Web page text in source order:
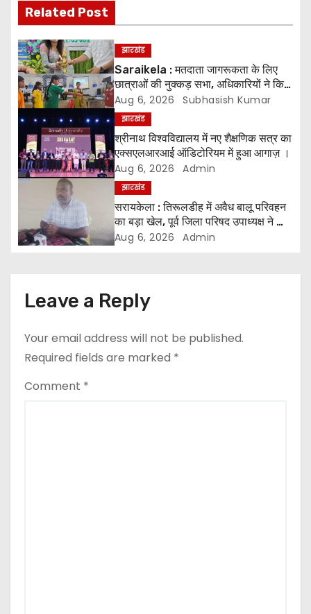
n
a
v
i
g
a
t
o
Related Post
झारखंड
Saraikela : मतदाता जागरूकता के लिए
छात्राओं की नुक्कड़ सभा, अधिकारियों ने किया
सम्मानित*
Aug 6, 2026 Subhasish Kumar
झारखंड
श्रीनाथ विश्वविद्यालय में नए शैक्षणिक सत्र का
एक्सएलआरआई ऑडिटोरियम में हुआ आगाज़ ।
Aug 6, 2026 Admin
झारखंड
सरायकेला : तिरूलडीह में अवैध बालू परिवहन
का बड़ा खेल, पूर्व जिला परिषद उपाध्यक्ष ने की
जांच की मांग ।
Aug 6, 2026 Admin
Leave a Reply
Your email address will not be published.
Required fields are marked *
Comment *